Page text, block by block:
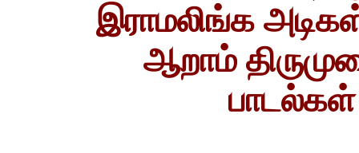
இராமலிங்க
ஆறாம்
பாடல்கள்